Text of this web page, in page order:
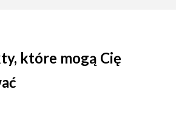
które mogą Cię